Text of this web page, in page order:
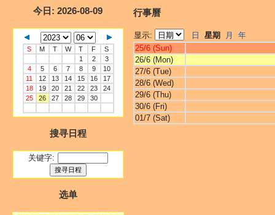
今日 : 2026-08-09
S M T W T F
S
1
2
3
4
5 6 7 8 9
10
11
12 13 14 15 16
17
18
19 20 21 22 23
24
25
26 27 28 29 30
搜寻日程
关键字:
选单
行事曆
显示: 日 星期 月
年
25/6 (Sun)
26/6 (Mon)
27/6 (Tue)
28/6 (Wed)
29/6 (Thu)
30/6 (Fri)
01/7 (Sat)